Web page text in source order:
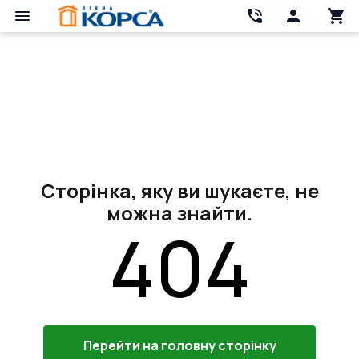
Сторінка, яку ви шукаєте, не
можна знайти.
404
Перейти на головну сторінку